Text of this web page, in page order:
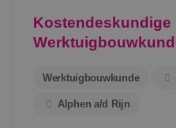
Werktuigbouwkunde
Alphen a/d Rijn